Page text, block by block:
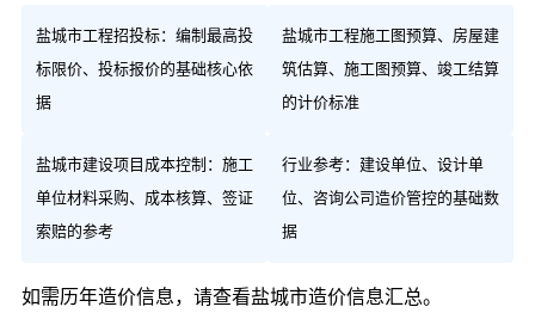
盐城市工程招投标：编制最高投
标限价、投标报价的基础核心依
据
盐城市工程施工图预算、房屋建
筑估算、施工图预算、竣工结算
的计价标准
盐城市建设项目成本控制：施工
单位材料采购、成本核算、签证
索赔的参考
行业参考：建设单位、设计单
位、咨询公司造价管控的基础数
据
如需历年造价信息，请查看盐城市造价信息汇总。